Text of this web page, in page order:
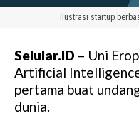
Ilustrasi startup
Selular.ID – Uni
Artificial
pertama buat
dunia.